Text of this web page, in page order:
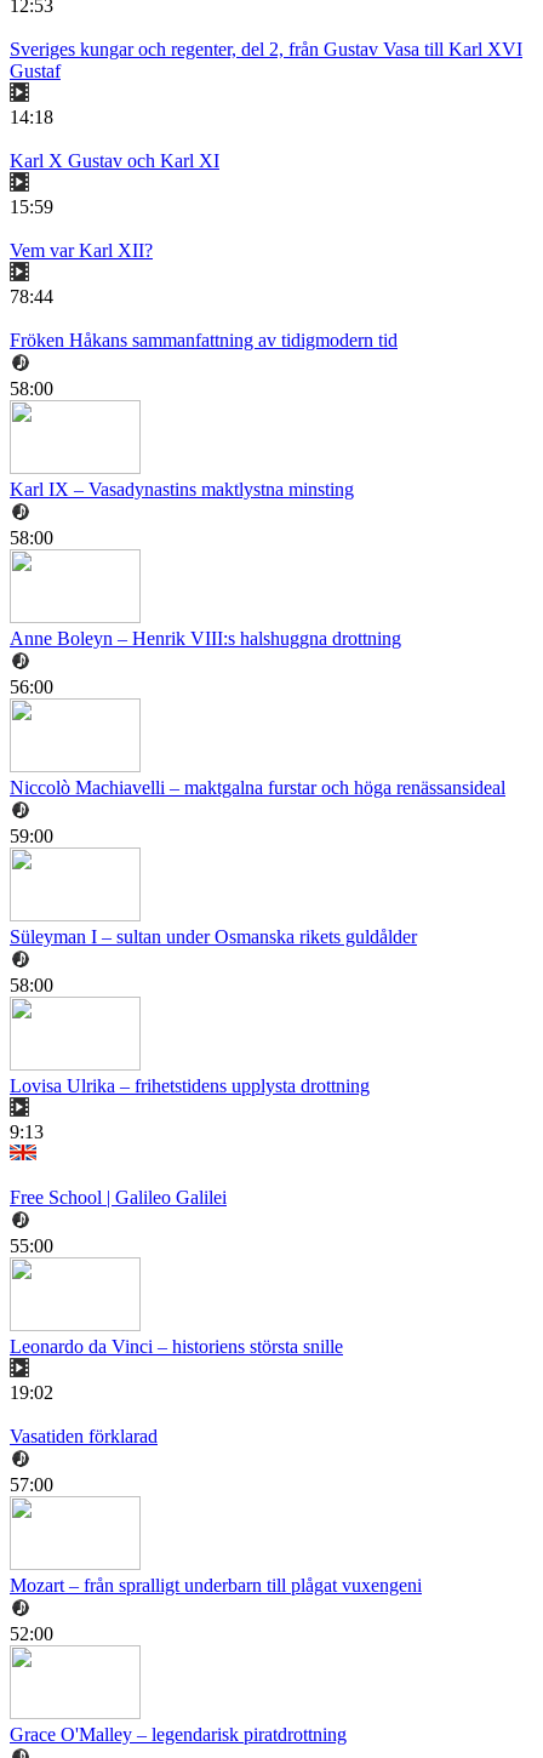
12:53
Sveriges kungar och regenter, del 2, från Gustav Vasa till Karl XVI
Gustaf
14:18
Karl X Gustav och Karl XI
15:59
Vem var Karl XII?
78:44
Fröken Håkans sammanfattning av tidigmodern tid
58:00
Karl IX – Vasadynastins maktlystna minsting
58:00
Anne Boleyn – Henrik VIII:s halshuggna drottning
56:00
Niccolò Machiavelli – maktgalna furstar och höga renässansideal
59:00
Süleyman I – sultan under Osmanska rikets guldålder
58:00
Lovisa Ulrika – frihetstidens upplysta drottning
9:13
Free School | Galileo Galilei
55:00
Leonardo da Vinci – historiens största snille
19:02
Vasatiden förklarad
57:00
Mozart – från spralligt underbarn till plågat vuxengeni
52:00
Grace O'Malley – legendarisk piratdrottning